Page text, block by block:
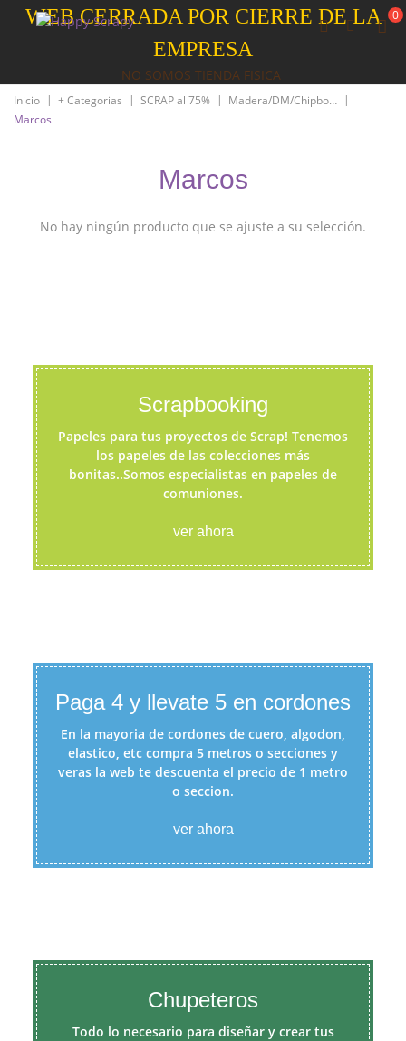
WEB CERRADA POR CIERRE DE LA
EMPRESA
NO SOMOS TIENDA FISICA
0
Inicio | + Categorias | SCRAP al 75% | Madera/DM/Chipboard |
Marcos
Marcos
No hay ningún producto que se ajuste a su selección.
Scrapbooking
Papeles para tus proyectos de Scrap! Tenemos
los papeles de las colecciones más
bonitas..Somos especialistas en papeles de
comuniones.
ver ahora
Paga 4 y llevate 5 en cordones
En la mayoria de cordones de cuero, algodon,
elastico, etc compra 5 metros o secciones y
veras la web te descuenta el precio de 1 metro
o seccion.
ver ahora
Chupeteros
Todo lo necesario para diseñar y crear tus